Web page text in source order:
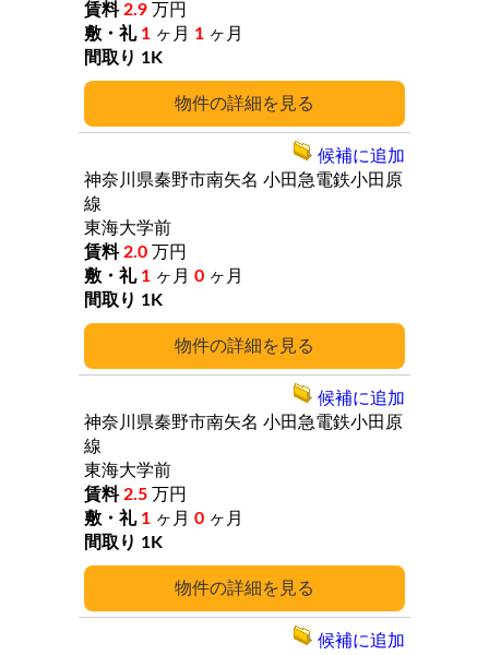
詳細
2.9 万円
1 ヶ月 1 ヶ月
1K
詳細
神奈川県秦野市南矢名 小田急電鉄小田原
線
東海大学前
2.0 万円
1 ヶ月 0 ヶ月
1K
候補に追加
詳細
神奈川県秦野市南矢名 小田急電鉄小田原
線
東海大学前
2.5 万円
1 ヶ月 0 ヶ月
1K
候補に追加
候補に追加